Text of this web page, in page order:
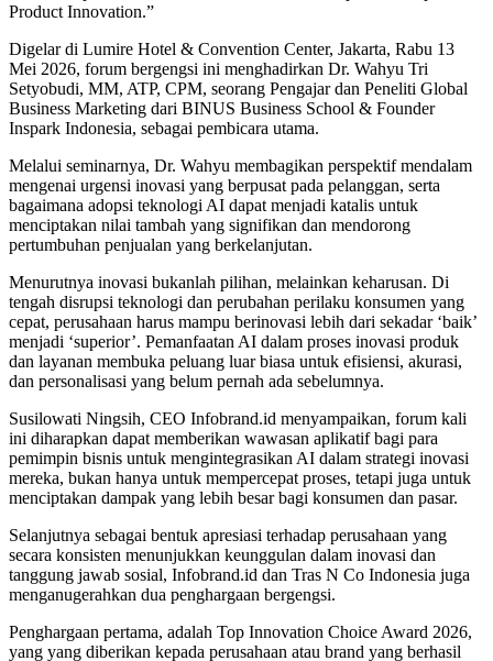
Product Innovation.”
Digelar di Lumire Hotel & Convention Center, Jakarta, Rabu 13
Mei 2026, forum bergengsi ini menghadirkan Dr. Wahyu Tri
Setyobudi, MM, ATP, CPM, seorang Pengajar dan Peneliti Global
Business Marketing dari BINUS Business School & Founder
Inspark Indonesia, sebagai pembicara utama.
Melalui seminarnya, Dr. Wahyu membagikan perspektif mendalam
mengenai urgensi inovasi yang berpusat pada pelanggan, serta
bagaimana adopsi teknologi AI dapat menjadi katalis untuk
menciptakan nilai tambah yang signifikan dan mendorong
pertumbuhan penjualan yang berkelanjutan.
Menurutnya inovasi bukanlah pilihan, melainkan keharusan. Di
tengah disrupsi teknologi dan perubahan perilaku konsumen yang
cepat, perusahaan harus mampu berinovasi lebih dari sekadar ‘baik’
menjadi ‘superior’. Pemanfaatan AI dalam proses inovasi produk
dan layanan membuka peluang luar biasa untuk efisiensi, akurasi,
dan personalisasi yang belum pernah ada sebelumnya.
Susilowati Ningsih, CEO Infobrand.id menyampaikan, forum kali
ini diharapkan dapat memberikan wawasan aplikatif bagi para
pemimpin bisnis untuk mengintegrasikan AI dalam strategi inovasi
mereka, bukan hanya untuk mempercepat proses, tetapi juga untuk
menciptakan dampak yang lebih besar bagi konsumen dan pasar.
Selanjutnya sebagai bentuk apresiasi terhadap perusahaan yang
secara konsisten menunjukkan keunggulan dalam inovasi dan
tanggung jawab sosial, Infobrand.id dan Tras N Co Indonesia juga
menganugerahkan dua penghargaan bergengsi.
Penghargaan pertama, adalah Top Innovation Choice Award 2026,
yang yang diberikan kepada perusahaan atau brand yang berhasil